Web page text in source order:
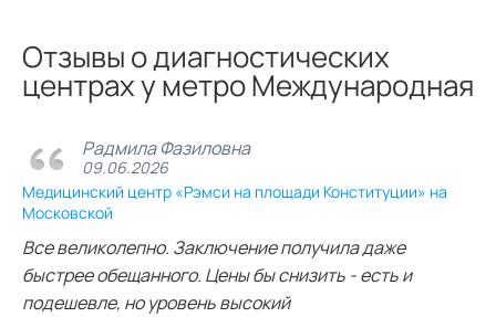
Отзывы о диагностических
центрах у метро Международная
Радмила Фазиловна
09.06.2026
Медицинский центр «Рэмси на площади Конституции» на
Московской
Все великолепно. Заключение получила даже
быстрее обещанного. Цены бы снизить - есть и
подешевле, но уровень высокий